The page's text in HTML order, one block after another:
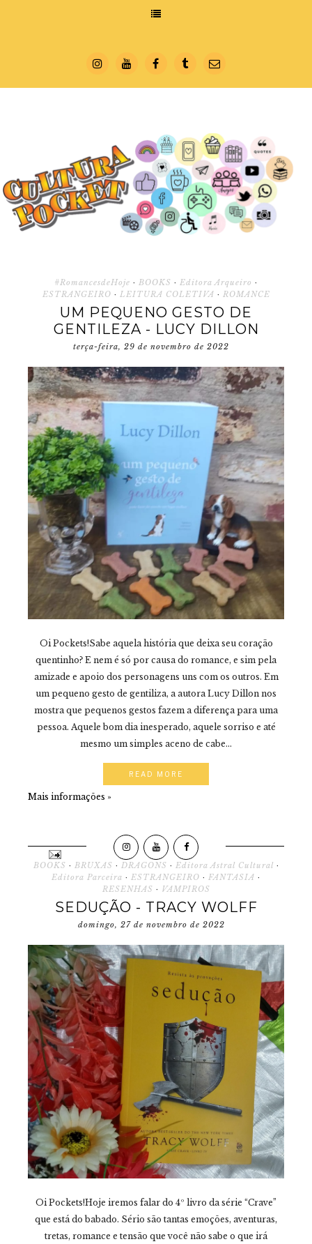
#RomancesdeHoje · BOOKS · Editora Arqueiro ·
ESTRANGEIRO · LEITURA COLETIVA · ROMANCE
UM PEQUENO GESTO DE
GENTILEZA - LUCY DILLON
terça-feira, 29 de novembro de 2022
Oi Pockets!Sabe aquela história que deixa seu coração
quentinho? E nem é só por causa do romance, e sim pela
amizade e apoio dos personagens uns com os outros. Em
um pequeno gesto de gentiliza, a autora Lucy Dillon nos
mostra que pequenos gestos fazem a diferença para uma
pessoa. Aquele bom dia inesperado, aquele sorriso e até
mesmo um simples aceno de cabe...
READ MORE
Mais informações »
BOOKS · BRUXAS · DRAGONS · Editora Astral Cultural ·
Editora Parceira · ESTRANGEIRO · FANTASIA ·
RESENHAS · VAMPIROS
SEDUÇÃO - TRACY WOLFF
domingo, 27 de novembro de 2022
Oi Pockets!Hoje iremos falar do 4º livro da série “Crave”
que está do babado. Sério são tantas emoções, aventuras,
tretas, romance e tensão que você não sabe o que irá